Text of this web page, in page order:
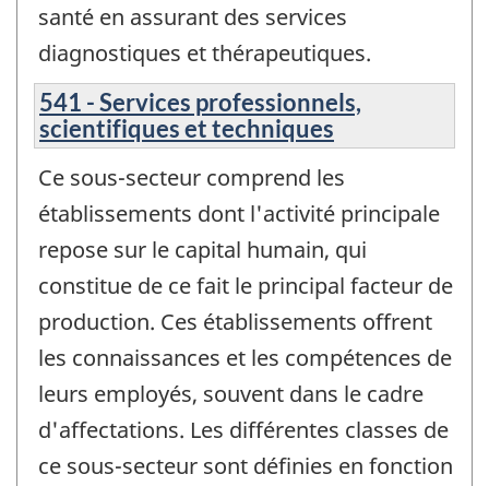
santé en assurant des services
diagnostiques et thérapeutiques.
541 - Services professionnels,
scientifiques et techniques
Ce sous-secteur comprend les
établissements dont l'activité principale
repose sur le capital humain, qui
constitue de ce fait le principal facteur de
production. Ces établissements offrent
les connaissances et les compétences de
leurs employés, souvent dans le cadre
d'affectations. Les différentes classes de
ce sous-secteur sont définies en fonction